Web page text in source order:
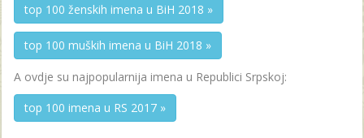
top 100 ženskih imena u BiH 2018 »
top 100 muških imena u BiH 2018 »
A ovdje su najpopularnija imena u Republici Srpskoj:
top 100 imena u RS 2017 »